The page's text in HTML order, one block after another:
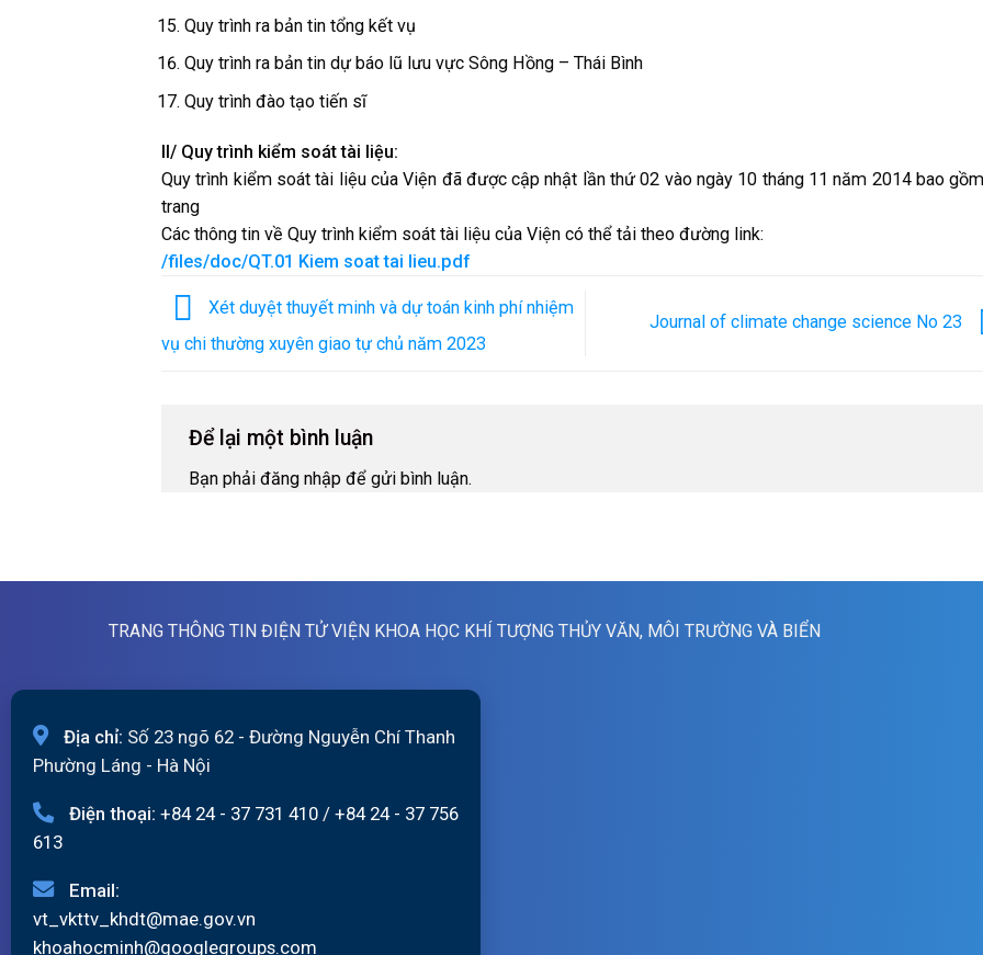
Quy trình ra bản tin tổng kết vụ
Quy trình ra bản tin dự báo lũ lưu vực Sông Hồng – Thái Bình
Quy trình đào tạo tiến sĩ
II/ Quy trình kiểm soát tài liệu:
Quy trình kiểm soát tài liệu của Viện đã được cập nhật lần thứ 02 vào ngày 10 tháng 11 năm 2014 bao
trang
Các thông tin về Quy trình kiểm soát tài liệu của Viện có thể tải theo đường link:
/files/doc/QT.01 Kiem soat tai lieu.pdf
Xét duyệt thuyết minh và dự toán kinh phí nhiệm
vụ chi thường xuyên giao tự chủ năm 2023
Journal of climate change science No 23
Để lại một bình luận
Bạn phải đăng nhập để gửi bình luận.
TRANG THÔNG TIN ĐIỆN TỬ VIỆN KHOA HỌC KHÍ TƯỢNG THỦY VĂN, MÔI TRƯỜNG VÀ BIỂN
Địa chỉ: Số 23 ngõ 62 - Đường Nguyễn Chí Thanh
Phường Láng - Hà Nội
Điện thoại: +84 24 - 37 731 410 / +84 24 - 37 756
613
Email:
vt_vkttv_khdt@mae.gov.vn
khoahocminh@googlegroups.com